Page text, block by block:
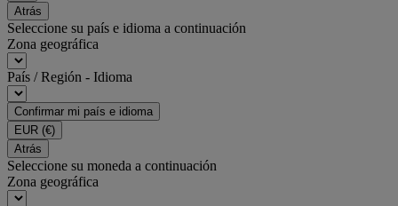
Atrás
Seleccione su país e idioma a continuación
Zona geográfica
País / Región - Idioma
Confirmar mi país e idioma
EUR (€)
Atrás
Seleccione su moneda a continuación
Zona geográfica